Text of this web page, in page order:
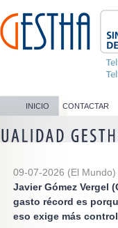
INICIO CONTACTAR
09-07-2026 (El Mundo)
Javier Gómez Vergel
gasto récord es
eso exige más